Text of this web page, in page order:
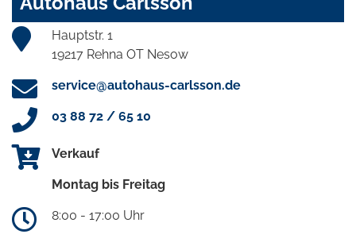
Hauptstr. 1
19217 Rehna OT Nesow
service@autohaus-carlsson.de
03 88 72 / 65 10
Verkauf
Montag bis Freitag
8:00 - 17:00 Uhr